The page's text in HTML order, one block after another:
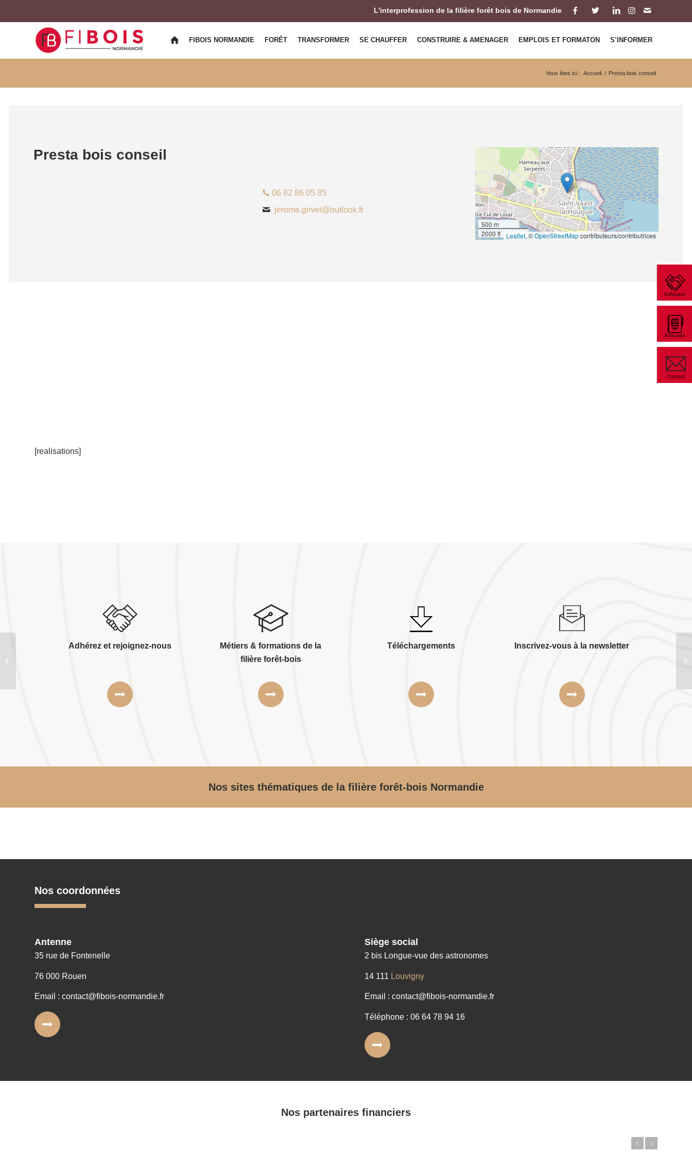
L'interprofession de la filière forêt bois de Normandie
FIBOIS NORMANDIE FORÊT TRANSFORMER SE CHAUFFER CONSTRUIRE & AMENAGER EMPLOIS ET FORMATON S’INFORMER
Vous êtes ici : Accueil / Presta bois conseil
Presta bois conseil
06 82 86 05 85
jerome.grivet@outlook.fr
500 m
2000 ft
Leaflet, ©OpenStreetMapcontributeurs/contributrices
[realisations]
Adhérez et rejoignez-nous
Métiers & formations de la
filière forêt-bois
Téléchargements Inscrivez-vous à la newsletter
Nos sites thématiques de la filière forêt-bois Normandie
Nos coordonnées
Antenne
35 rue de Fontenelle
76 000 Rouen
Email : contact@fibois-normandie.fr
Siège social
2 bis Longue-vue des astronomes
14 111 Louvigny
Email : contact@fibois-normandie.fr
Téléphone : 06 64 78 94 16
Nos partenaires financiers